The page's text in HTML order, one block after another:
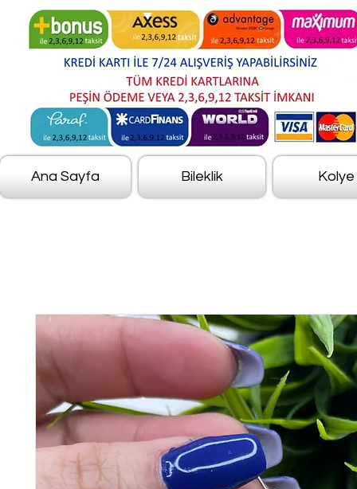
Ana Sayfa Bileklik Kolye